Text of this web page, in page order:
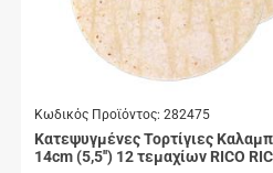
Κωδικός Προϊόντος: 282475
Κατεψυγμένες Τορτίγιες
14cm (5,5'') 12 τεμαχίων RICO